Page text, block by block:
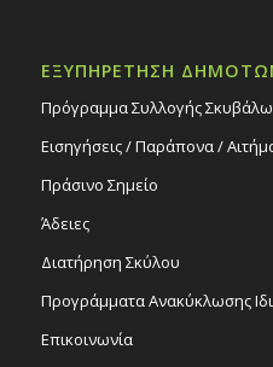
ΕΞΥΠΗΡΕΤΗΣΗ
Πρόγραμμα Συλλογής
Εισηγήσεις / Παράπονα /
Πράσινο Σημείο
Άδειες
Διατήρηση Σκύλου
Προγράμματα Ανακύκλωσης
Επικοινωνία